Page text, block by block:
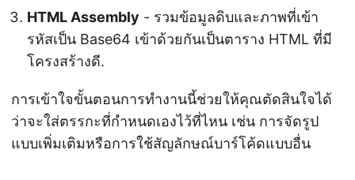
HTML Assembly - รวมข้อมูลดิบและภาพที่เข้า
รหัสเป็น Base64 เข้าด้วยกันเป็นตาราง HTML ที่มี
โครงสร้างดี.
การเข้าใจขั้นตอนการทำงานนี้ช่วยให้คุณตัดสินใจได้
ว่าจะใส่ตรรกะที่กำหนดเองไว้ที่ไหน เช่น การจัดรูป
แบบเพิ่มเติมหรือการใช้สัญลักษณ์บาร์โค้ดแบบอื่น